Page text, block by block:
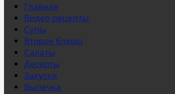
Главная
Видео рецепты
Супы
Второе блюдо
Салаты
Десерты
Закуски
Выпечка